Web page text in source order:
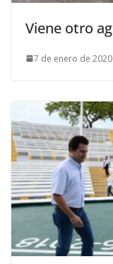
Viene otro
7 de enero de 2020